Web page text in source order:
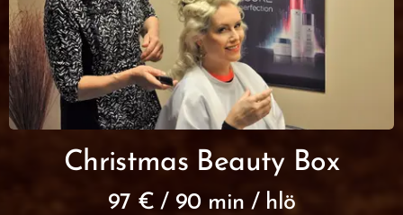
Christmas Beauty Box
97 € / 90 min / hlö